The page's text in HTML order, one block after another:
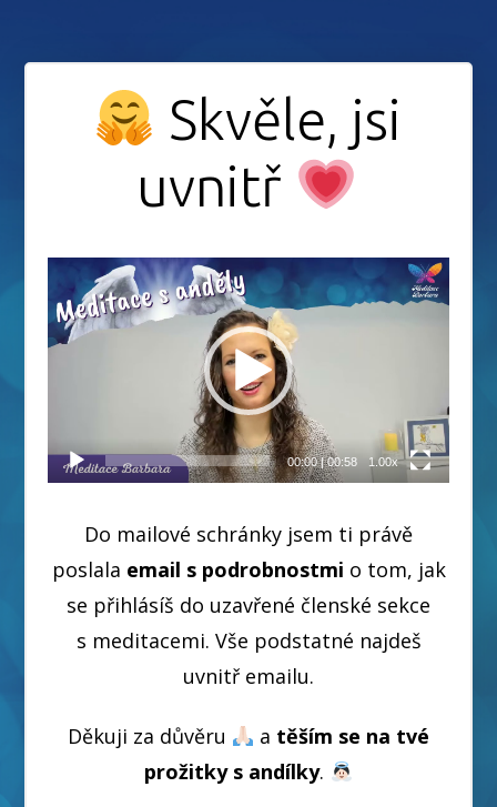
Skvěle, jsi
uvnitř
Video
přehrávač
00:00|00:58 1.00x
Do mailové schránky jsem ti právě
poslala email s podrobnostmi o tom, jak
se přihlásíš do uzavřené členské sekce
s meditacemi. Vše podstatné najdeš
uvnitř emailu.
Děkuji za důvěru a těším se na tvé
prožitky s andílky.